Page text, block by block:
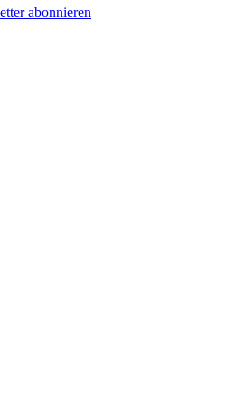
abonnieren